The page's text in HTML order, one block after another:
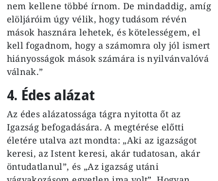
nem kellene többé írnom. De mindaddig, amíg
elöljáróim úgy vélik, hogy tudásom révén
mások hasznára lehetek, és kötelességem, el
kell fogadnom, hogy a számomra oly jól ismert
hiányosságok mások számára is nyilvánvalóvá
válnak.”
4. Édes alázat
Az édes alázatossága tágra nyitotta őt az
Igazság befogadására. A megtérése előtti
életére utalva azt mondta: „Aki az igazságot
keresi, az Istent keresi, akár tudatosan, akár
öntudatlanul”, és „Az igazság utáni